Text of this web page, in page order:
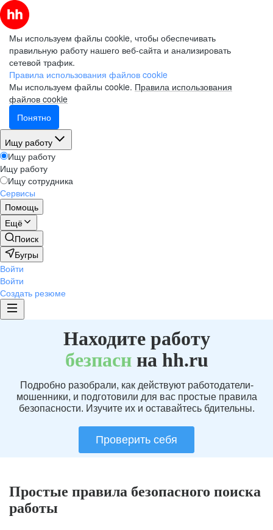
Мы используем файлы cookie, чтобы обеспечивать
правильную работу нашего веб-сайта и анализировать
сетевой трафик.
Правила использования файлов cookie
Мы используем файлы cookie. Правила использования
файлов cookie
Понятно
Ищу работу
Ищу работу
Ищу работу
Ищу сотрудника
Сервисы
Помощь
Ещё
Поиск
Бугры
Войти
Войти
Создать резюме
Находите работу
безпаснна hh.ru
Подробно разобрали, как действуют работодатели-
мошенники, и подготовили для вас простые правила
безопасности. Изучите их и оставайтесь бдительны.
Проверить себя
Простые правила безопасного поиска
работы